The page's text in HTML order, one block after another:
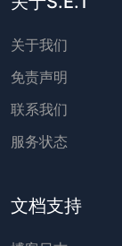
关于我们
免责声明
联系我们
服务状态
文档支持